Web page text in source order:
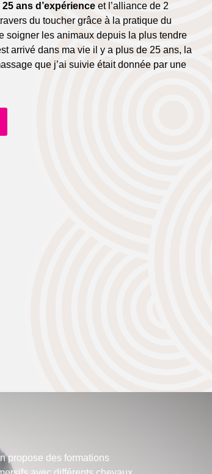
ans d’expérience et l’alliance de 2
du toucher grâce à la pratique du
soigner les animaux depuis la plus tendre
arrivé dans ma vie il y a plus de 25 ans, la
que j’ai suivie était donnée par une
propose des formations